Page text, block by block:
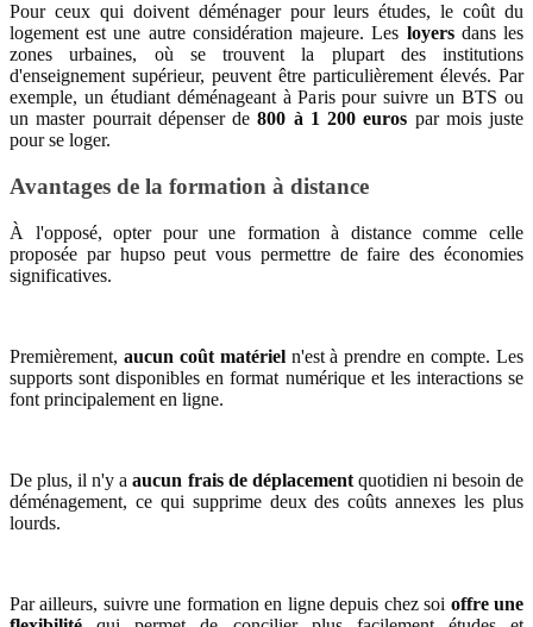
Pour ceux qui doivent déménager pour leurs études, le coût du
logement est une autre considération majeure. Les loyers dans les
zones urbaines, où se trouvent la plupart des institutions
d'enseignement supérieur, peuvent être particulièrement élevés. Par
exemple, un étudiant déménageant à Paris pour suivre un BTS ou
un master pourrait dépenser de800 à 1 200 euros par mois juste
pour se loger.
Avantages de la formation à distance
À l'opposé, opter pour une formation à distance comme celle
proposée par hupso peut vous permettre de faire des économies
significatives.
Premièrement, aucun coût matériel n'est à prendre en compte. Les
supports sont disponibles en format numérique et les interactions se
font principalement en ligne.
De plus, il n'y aaucun frais de déplacementquotidien ni besoin de
déménagement, ce qui supprime deux des coûts annexes les plus
lourds.
Par ailleurs, suivre une formation en ligne depuis chez soi offre une